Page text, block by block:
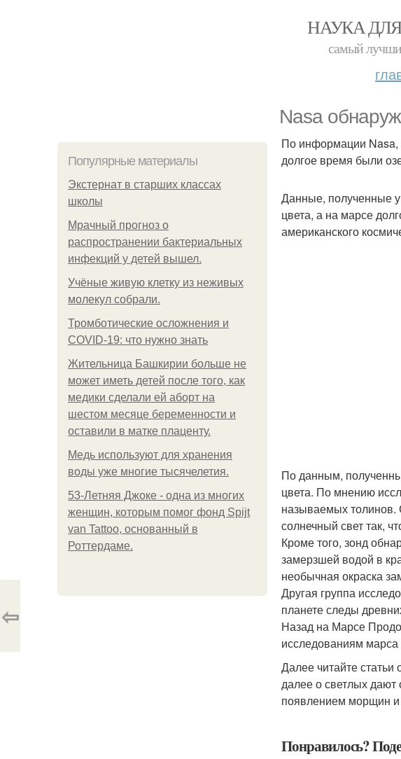
НАУКА
самый
Nasa
Популярные материалы
Экстернат в старших классах
школы
Мрачный прогноз о
распространении бактериальных
инфекций у детей вышел.
Учёные живую клетку из неживых
молекул собрали.
Тромботические осложнения и
COVID-19: что нужно знать
Жительница Башкирии больше не
может иметь детей после того, как
медики сделали ей аборт на
шестом месяце беременности и
оставили в матке плаценту.
Медь используют для хранения
воды уже многие тысячелетия.
53-Летняя Джоке - одна из многих
женщин, которым помог фонд Spijt
van Tattoo, основанный в
Роттердаме.
По информации Nasa,
долгое время были
Данные, полученные
цвета, а на марсе
американского
По данным,
цвета. По мнению
называемых толинов.
солнечный свет так,
Кроме того, зонд
замерзшей водой в
необычная окраска
Другая группа
планете следы
Назад на Марсе
исследованиям
Далее читайте
далее о светлых
появлением морщин и
Понравилось?
⇦